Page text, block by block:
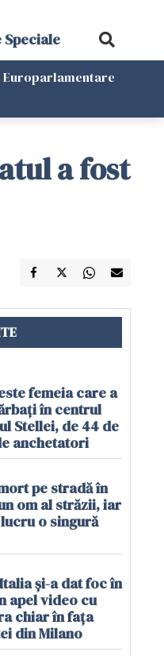
Europarlamentare
a fost
femeia care a
în centrul
Stellei, de 44 de
anchetatori
pe stradă în
om al străzii, iar
o singură
și-a dat foc în
apel video cu
chiar în fața
din Milano